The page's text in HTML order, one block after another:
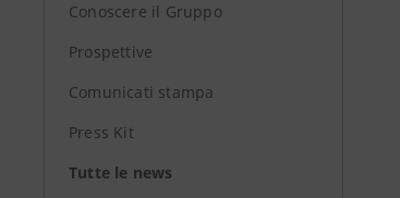
Conoscere il Gruppo
Prospettive
Comunicati stampa
Press Kit
Tutte le news